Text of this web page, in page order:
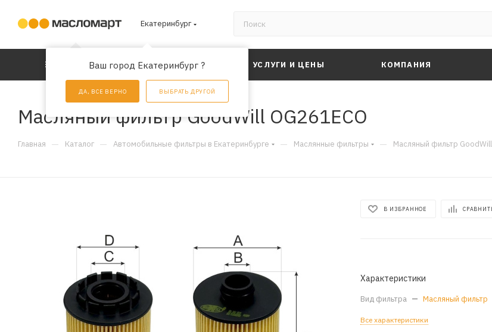
Екатеринбург
Ваш город Екатеринбург ?
ДА, ВСЕ ВЕРНО ВЫБРАТЬ ДРУГОЙ
КАТАЛОГ АКЦИИ УСЛУГИ И ЦЕНЫ КОМПАНИЯ
Масляный фильтр GoodWill OG261ECO
Главная — Каталог — Автомобильные фильтры в Екатеринбурге — Маслянные фильтры — Масляный фильтр
В ИЗБРАННОЕ
Характеристики
Вид фильтра — Масляный фильтр
Все характеристики